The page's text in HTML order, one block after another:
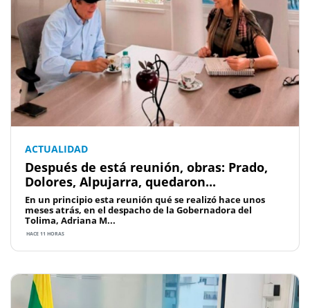
ACTUALIDAD
Después de está reunión, obras: Prado,
Dolores, Alpujarra, quedaron...
En un principio esta reunión qué se realizó hace unos
meses atrás, en el despacho de la Gobernadora del
Tolima, Adriana M...
HACE 11 HORAS